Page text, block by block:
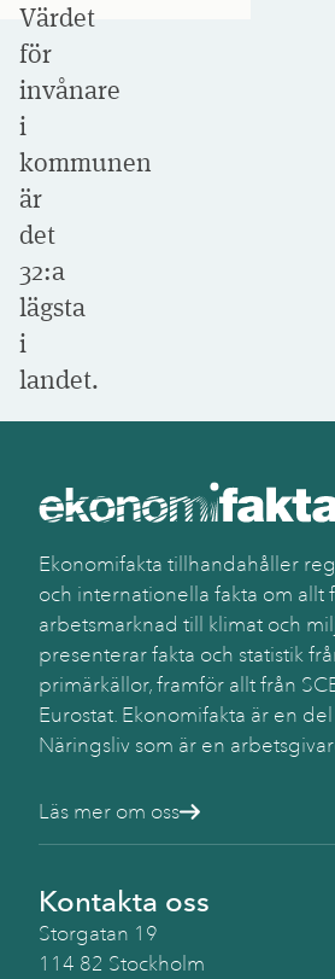
Värdet
för
invånare
i
kommunen
är
det
32:a
lägsta
i
landet.
Ekonomifakta tillhandahåller
och internationella fakta om allt
arbetsmarknad till klimat och
presenterar fakta och statistik
primärkällor, framför allt från
Eurostat. Ekonomifakta är en
Näringsliv som är en
Läs mer om oss
Kontakta oss
Storgatan 19
114 82 Stockholm